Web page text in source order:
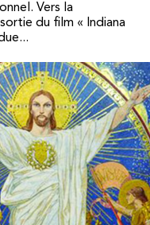
Vers la
du film « Indiana